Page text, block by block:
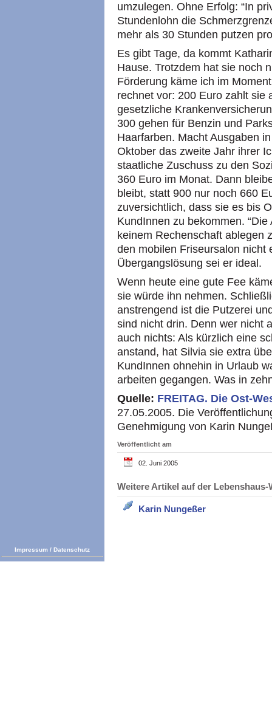
umzulegen. Ohne Erfolg: “In
Stundenlohn die
mehr als 30 Stunden putzen
Es gibt Tage, da kommt
Hause. Trotzdem hat sie noch
Förderung käme ich im
rechnet vor: 200 Euro zahlt sie
gesetzliche
300 gehen für Benzin und
Haarfarben. Macht Ausgaben
Oktober das zweite Jahr ihrer
staatliche Zuschuss zu den
360 Euro im Monat. Dann
bleibt, statt 900 nur noch 660
zuversichtlich, dass sie es bis
KundInnen zu bekommen.
keinem Rechenschaft ablegen
den mobilen Friseursalon nicht
Übergangslösung sei er ideal.
Wenn heute eine gute Fee
sie würde ihn nehmen.
anstrengend ist die Putzerei
sind nicht drin. Denn wer nicht
auch nichts: Als kürzlich eine
anstand, hat Silvia sie extra
KundInnen ohnehin in Urlaub
arbeiten gegangen. Was in
Quelle: FREITAG. Die Ost-
27.05.2005. Die
Genehmigung von Karin
Veröffentlicht am
02. Juni 2005
Weitere Artikel auf der
Karin Nungeßer
Impressum / Datenschutz